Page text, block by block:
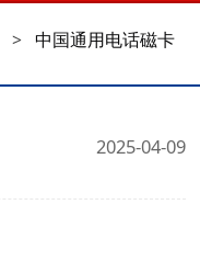
> 中国通用电话磁卡
2025-04-09